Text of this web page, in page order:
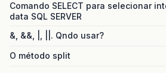
Comando SELECT para selecionar
data SQL SERVER
&, &&, |, ||. Qndo usar?
O método split